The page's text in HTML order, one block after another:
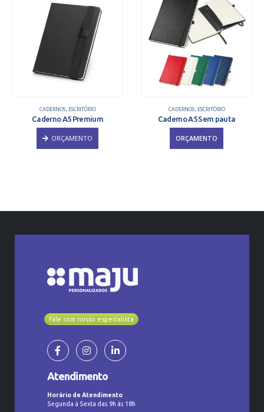
CADERNOS, ESCRITÓRIO
Caderno A5 Premium
ORÇAMENTO
CADERNOS, ESCRITÓRIO
Caderno A5 Sem pauta
ORÇAMENTO
Fale com nosso especialista
Atendimento
Horário de Atendimento
Segunda à Sexta das 9h às 18h